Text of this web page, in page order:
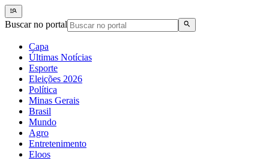
Buscar no portal
Capa
Últimas Notícias
Esporte
Eleições 2026
Política
Minas Gerais
Brasil
Mundo
Agro
Entretenimento
Eloos